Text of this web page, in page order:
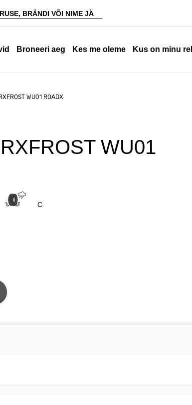
Broneeri aeg Kes me oleme Kus on minu
WU01 ROADX
WU01
C